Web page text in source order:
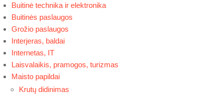
Buitinė technika ir elektronika
Buitinės paslaugos
Grožio paslaugos
Interjeras, baldai
Internetas, IT
Laisvalaikis, pramogos, turizmas
Maisto papildai
Krutų didinimas